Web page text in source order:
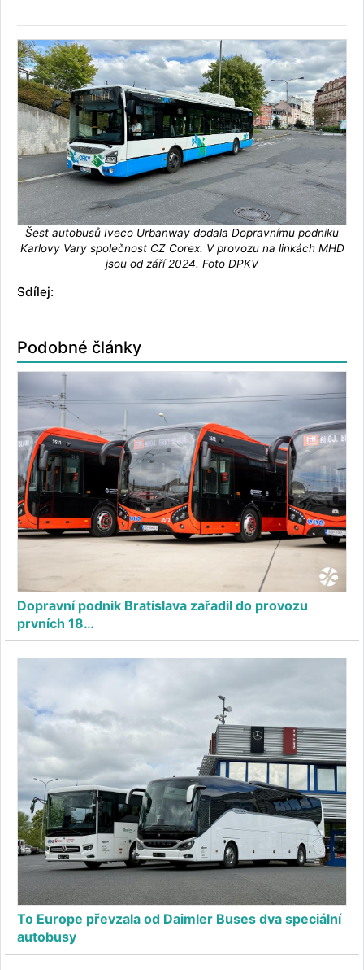
Šest autobusů Iveco Urbanway dodala Dopravnímu podniku
Karlovy Vary společnost CZ Corex. V provozu na linkách MHD
jsou od září 2024. Foto DPKV
Sdílej:
Podobné články
Dopravní podnik Bratislava zařadil do provozu
prvních 18…
To Europe převzala od Daimler Buses dva speciální
autobusy